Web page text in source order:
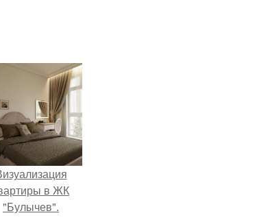
в ЖК
"Булычев".